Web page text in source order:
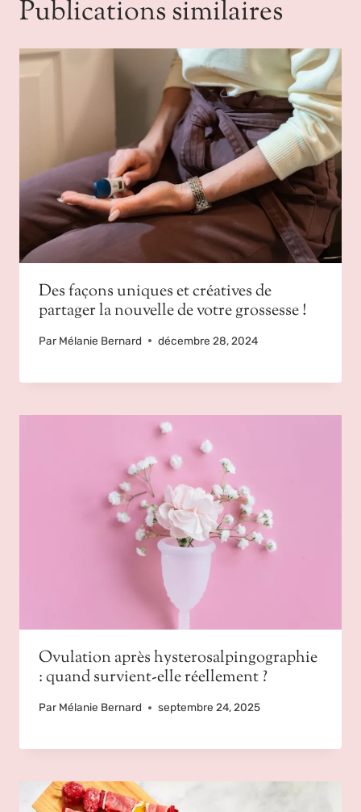
Publications similaires
Des façons uniques et créatives de
partager la nouvelle de votre grossesse !
Par Mélanie Bernard décembre 28, 2024
Ovulation après hysterosalpingographie
: quand survient-elle réellement ?
Par Mélanie Bernard septembre 24, 2025